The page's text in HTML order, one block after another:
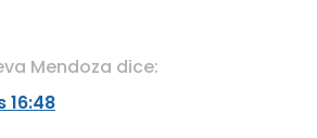
Mendoza dice:
16:48